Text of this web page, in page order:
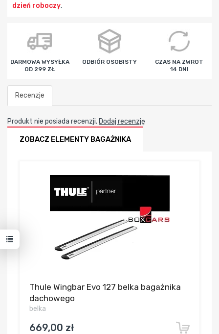
dzień roboczy.
godz min
DARMOWA WYSYŁKA
OD 299 ZŁ
ODBIÓR OSOBISTY
CZAS NA ZWROT
14 DNI
Recenzje
Produkt nie posiada recenzji. Dodaj recenzję
ZOBACZ ELEMENTY BAGAŻNIKA
Thule Wingbar Evo 127 belka bagażnika
dachowego
belka
669,00 zł